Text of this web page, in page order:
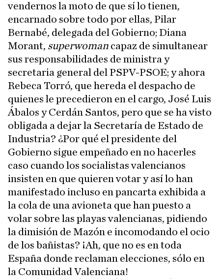
vendernos la moto de que sí lo tienen,
encarnado sobre todo por ellas, Pilar
Bernabé, delegada del Gobierno; Diana
Morant, superwoman capaz de simultanear
sus responsabilidades de ministra y
secretaria general del PSPV-PSOE; y ahora
Rebeca Torró, que hereda el despacho de
quienes le precedieron en el cargo, José Luis
Ábalos y Cerdán Santos, pero que se ha visto
obligada a dejar la Secretaría de Estado de
Industria? ¿Por qué el presidente del
Gobierno sigue empeñado en no hacerles
caso cuando los socialistas valencianos
insisten en que quieren votar y así lo han
manifestado incluso en pancarta exhibida a
la cola de una avioneta que han puesto a
volar sobre las playas valencianas, pidiendo
la dimisión de Mazón e incomodando el ocio
de los bañistas? ¡Ah, que no es en toda
España donde reclaman elecciones, sólo en
la Comunidad Valenciana!